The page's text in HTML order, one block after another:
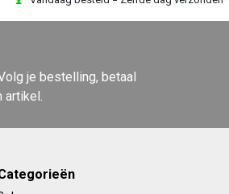
je bestelling, betaal
artikel.